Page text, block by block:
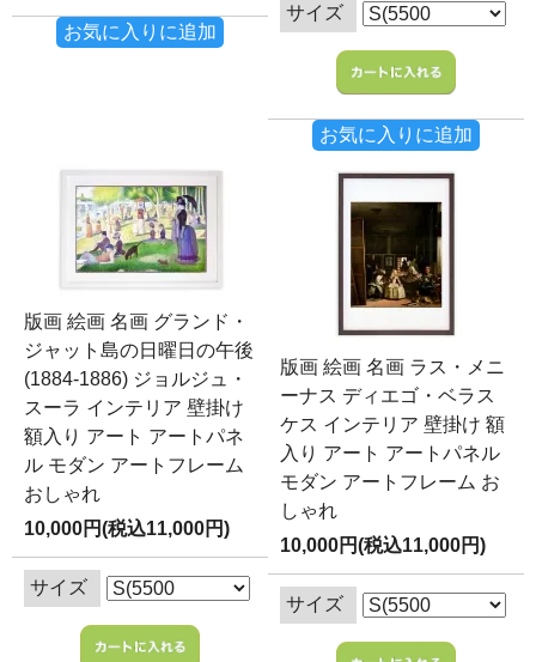
お気に入りに追加
サイズ
お気に入りに追加
版画 絵画 名画 グランド・
ジャット島の日曜日の午後
(1884-1886) ジョルジュ・
スーラ インテリア 壁掛け
額入り アート アートパネ
ル モダン アートフレーム
おしゃれ
10,000円(税込11,000円)
サイズ
版画 絵画 名画 ラス・メニ
ーナス ディエゴ・ベラス
ケス インテリア 壁掛け 額
入り アート アートパネル
モダン アートフレーム お
しゃれ
10,000円(税込11,000円)
サイズ